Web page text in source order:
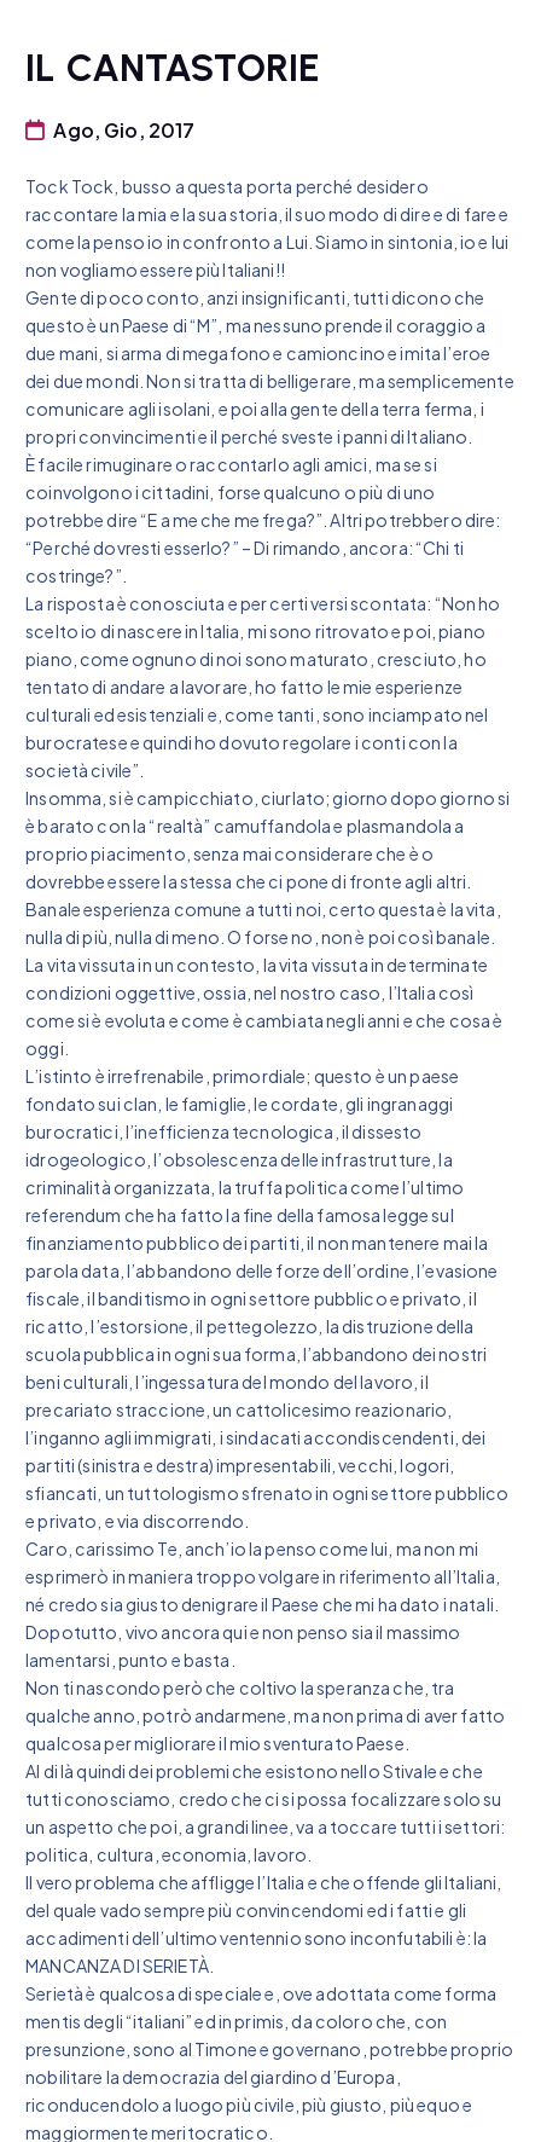
IL CANTASTORIE
Ago, Gio, 2017
Tock Tock, busso a questa porta perché desidero
raccontare la mia e la sua storia, il suo modo di dire e di fare e
come la penso io in confronto a Lui. Siamo in sintonia, io e lui
non vogliamo essere più Italiani!!
Gente di poco conto, anzi insignificanti, tutti dicono che
questo è un Paese di “M”, ma nessuno prende il coraggio a
due mani, si arma di megafono e camioncino e imita l’eroe
dei due mondi. Non si tratta di belligerare, ma semplicemente
comunicare agli isolani, e poi alla gente della terra ferma, i
propri convincimenti e il perché sveste i panni di Italiano.
È facile rimuginare o raccontarlo agli amici, ma se si
coinvolgono i cittadini, forse qualcuno o più di uno
potrebbe dire “E a me che me frega?”. Altri potrebbero dire:
“Perché dovresti esserlo?” – Di rimando, ancora: “Chi ti
costringe?”.
La risposta è conosciuta e per certi versi scontata: “Non ho
scelto io di nascere in Italia, mi sono ritrovato e poi, piano
piano, come ognuno di noi sono maturato, cresciuto, ho
tentato di andare a lavorare, ho fatto le mie esperienze
culturali ed esistenziali e, come tanti, sono inciampato nel
burocratese e quindi ho dovuto regolare i conti con la
società civile”.
Insomma, si è campicchiato, ciurlato; giorno dopo giorno si
è barato con la “realtà” camuffandola e plasmandola a
proprio piacimento, senza mai considerare che è o
dovrebbe essere la stessa che ci pone di fronte agli altri.
Banale esperienza comune a tutti noi, certo questa è la vita,
nulla di più, nulla di meno. O forse no, non è poi così banale.
La vita vissuta in un contesto, la vita vissuta in determinate
condizioni oggettive, ossia, nel nostro caso, l’Italia così
come si è evoluta e come è cambiata negli anni e che cosa è
oggi.
L’istinto è irrefrenabile, primordiale; questo è un paese
fondato sui clan, le famiglie, le cordate, gli ingranaggi
burocratici, l’inefficienza tecnologica, il dissesto
idrogeologico, l’obsolescenza delle infrastrutture, la
criminalità organizzata, la truffa politica come l’ultimo
referendum che ha fatto la fine della famosa legge sul
finanziamento pubblico dei partiti, il non mantenere mai la
parola data, l’abbandono delle forze dell’ordine, l’evasione
fiscale, il banditismo in ogni settore pubblico e privato, il
ricatto, l’estorsione, il pettegolezzo, la distruzione della
scuola pubblica in ogni sua forma, l’abbandono dei nostri
beni culturali, l’ingessatura del mondo del lavoro, il
precariato straccione, un cattolicesimo reazionario,
l’inganno agli immigrati, i sindacati accondiscendenti, dei
partiti (sinistra e destra) impresentabili, vecchi, logori,
sfiancati, un tuttologismo sfrenato in ogni settore pubblico
e privato, e via discorrendo.
Caro, carissimo Te, anch’io la penso come lui, ma non mi
esprimerò in maniera troppo volgare in riferimento all’Italia,
né credo sia giusto denigrare il Paese che mi ha dato i natali.
Dopotutto, vivo ancora qui e non penso sia il massimo
lamentarsi, punto e basta.
Non ti nascondo però che coltivo la speranza che, tra
qualche anno, potrò andarmene, ma non prima di aver fatto
qualcosa per migliorare il mio sventurato Paese.
Al di là quindi dei problemi che esistono nello Stivale e che
tutti conosciamo, credo che ci si possa focalizzare solo su
un aspetto che poi, a grandi linee, va a toccare tutti i settori:
politica, cultura, economia, lavoro.
Il vero problema che affligge l’Italia e che offende gli Italiani,
del quale vado sempre più convincendomi ed i fatti e gli
accadimenti dell’ultimo ventennio sono inconfutabili è: la
MANCANZA DI SERIETÀ.
Serietà è qualcosa di speciale e, ove adottata come forma
mentis degli “italiani” ed in primis, da coloro che, con
presunzione, sono al Timone e governano, potrebbe proprio
nobilitare la democrazia del giardino d’Europa,
riconducendolo a luogo più civile, più giusto, più equo e
maggiormente meritocratico.